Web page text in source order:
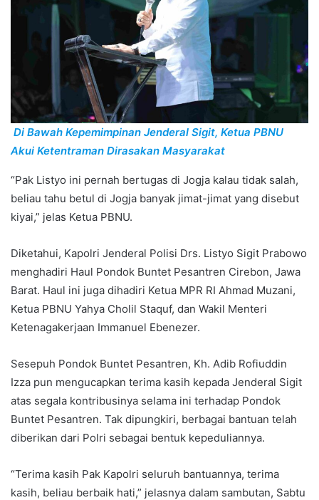
Di Bawah Kepemimpinan Jenderal Sigit, Ketua PBNU
Akui Ketentraman Dirasakan Masyarakat
“Pak Listyo ini pernah bertugas di Jogja kalau tidak salah,
beliau tahu betul di Jogja banyak jimat-jimat yang disebut
kiyai,” jelas Ketua PBNU.
Diketahui, Kapolri Jenderal Polisi Drs. Listyo Sigit Prabowo
menghadiri Haul Pondok Buntet Pesantren Cirebon, Jawa
Barat. Haul ini juga dihadiri Ketua MPR RI Ahmad Muzani,
Ketua PBNU Yahya Cholil Staquf, dan Wakil Menteri
Ketenagakerjaan Immanuel Ebenezer.
Sesepuh Pondok Buntet Pesantren, Kh. Adib Rofiuddin
Izza pun mengucapkan terima kasih kepada Jenderal Sigit
atas segala kontribusinya selama ini terhadap Pondok
Buntet Pesantren. Tak dipungkiri, berbagai bantuan telah
diberikan dari Polri sebagai bentuk kepeduliannya.
“Terima kasih Pak Kapolri seluruh bantuannya, terima
kasih, beliau berbaik hati,” jelasnya dalam sambutan, Sabtu